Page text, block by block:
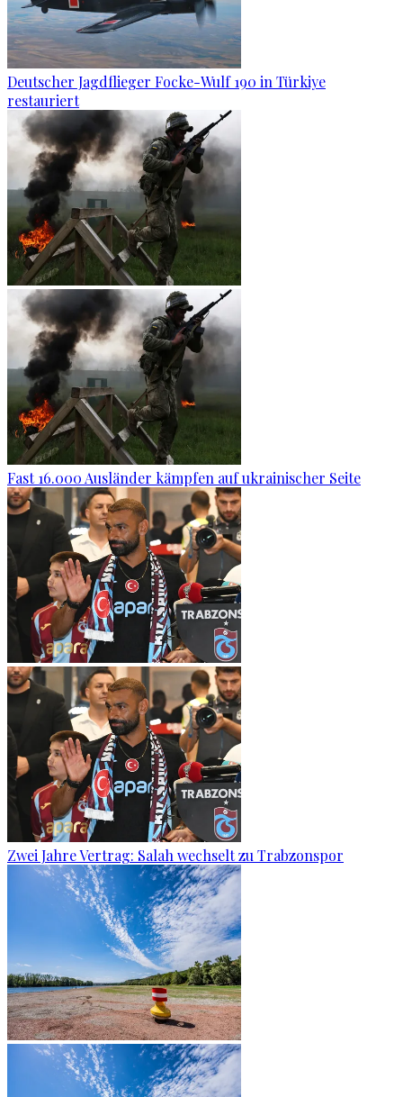
Deutscher Jagdflieger Focke-Wulf 190 in Türkiye
restauriert
Fast 16.000 Ausländer kämpfen auf ukrainischer Seite
Zwei Jahre Vertrag: Salah wechselt zu Trabzonspor